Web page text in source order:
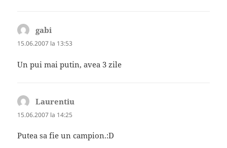
gabi
15.06.2007 la 13:53
Un pui mai putin, avea 3 zile
Laurentiu
15.06.2007 la 14:25
Putea sa fie un campion.:D